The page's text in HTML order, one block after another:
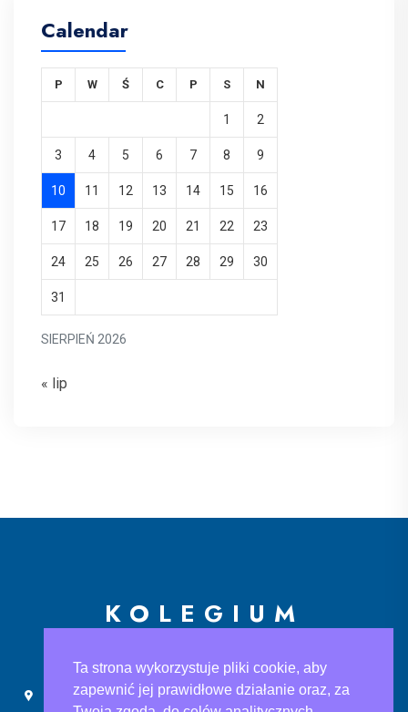
Calendar
SIERPIEŃ 2026
P W Ś C P S N
1 2
3 4 5 6 7 8 9
10 11 12 13 14 15 16
17 18 19 20 21 22 23
24 25 26 27 28 29 30
31
« lip
KOLEGIUM
Ślusarska 9, 30-710 Kraków
sekretariat@ke.edu.pl
Ta strona wykorzystuje pliki cookie, aby
zapewnić jej prawidłowe działanie oraz, za